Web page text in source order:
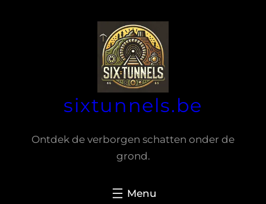
sixtunnels.be
Ontdek de verborgen schatten onder de
grond.